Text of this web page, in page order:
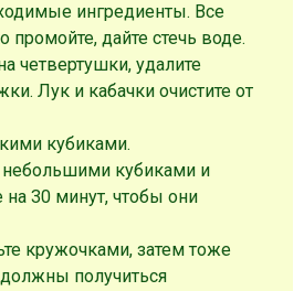
ингредиенты. Все
дайте стечь воде.
четвертушки, удалите
Лук и кабачки очистите от
кубиками.
небольшими кубиками и
на 30 минут, чтобы они
кружочками, затем тоже
получиться